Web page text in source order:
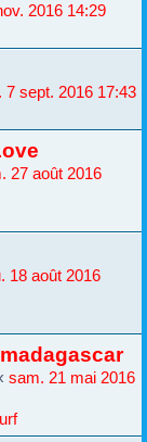
2016 14:29
7 sept. 2016 17:43
27 août 2016
18 août 2016
sam. 21 mai 2016